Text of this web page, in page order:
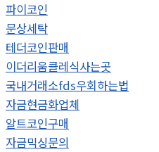
파이코인
문상세탁
테더코인판매
이더리움클레식사는곳
국내거래소fds우회하는법
자금현금화업체
알트코인구매
자금믹싱문의